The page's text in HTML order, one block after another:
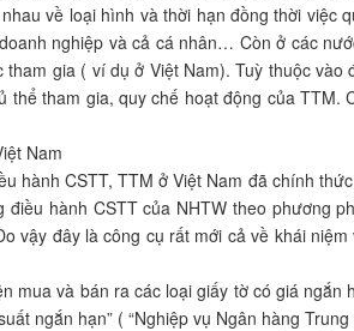
về loại hình và thời hạn đồng thời việc
nghiệp và cả cá nhân… Còn ở các
gia ( ví dụ ở Việt Nam). Tuỳ thuộc
thể tham gia, quy chế hoạt động của TTM.
Nam
hành CSTT, TTM ở Việt Nam đã chính
hành CSTT của NHTW theo phương
vậy đây là công cụ rất mới cả về khái
mua và bán ra các loại giấy tờ có giá
ngắn hạn” ( “Nghiệp vụ Ngân hàng